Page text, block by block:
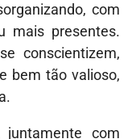
com
mais presentes.
conscientizem,
bem tão valioso,
com